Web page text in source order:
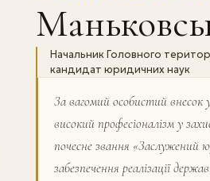
Начальник Головного
кандидат юридичних наук
За вагомий особистий внесок
високий професіоналізм у
почесне звання «Заслужений
забезпечення реалізації